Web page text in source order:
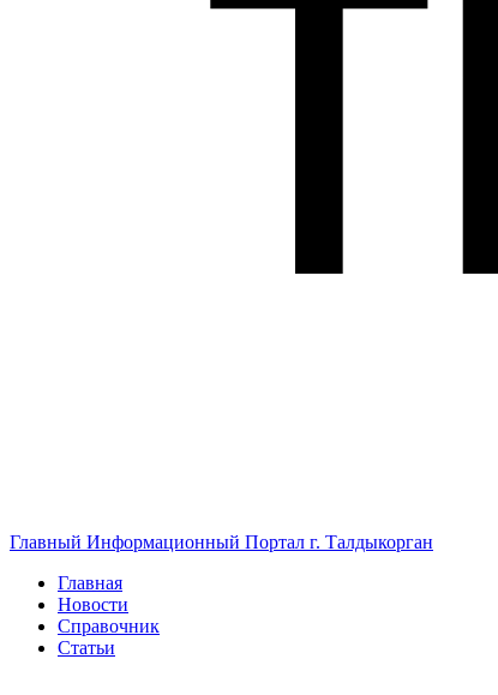
Главный Информационный Портал г. Талдыкорган
Главная
Новости
Справочник
Статьи